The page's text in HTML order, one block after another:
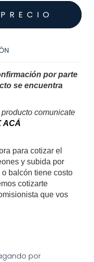
por parte
se encuentra
comunicate
ACÁ
para cotizar el
y subida por
balcón tiene costo
cotizarte
que vos
por